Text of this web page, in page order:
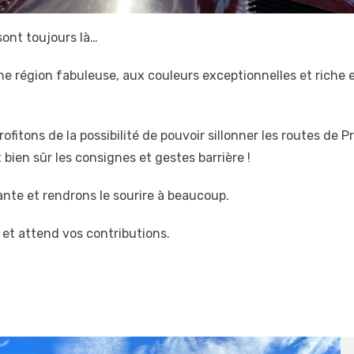
toujours là…
région fabuleuse, aux couleurs exceptionnelles et riche
de la possibilité de pouvoir sillonner les routes de
sûr les consignes et gestes barrière !
et rendrons le sourire à beaucoup.
et attend vos contributions.